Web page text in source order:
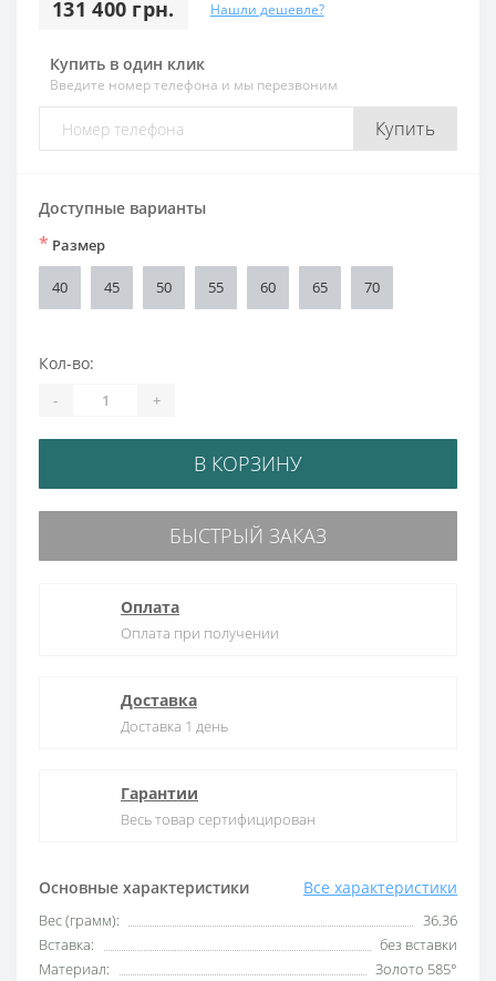
131 400 грн. Нашли дешевле?
Купить в один клик
Введите номер телефона и мы перезвоним
Купить
Основные характеристики Все характеристики
Вес (грамм):
36.36
Вставка:
без вставки
Материал:
Золото 585°
Доступные варианты
* Размер
40 45 50 55 60 65 70
Кол-во:
- +
В КОРЗИНУ
БЫСТРЫЙ ЗАКАЗ
Оплата
Оплата при получении
Доставка
Доставка 1 день
Гарантии
Весь товар сертифицирован